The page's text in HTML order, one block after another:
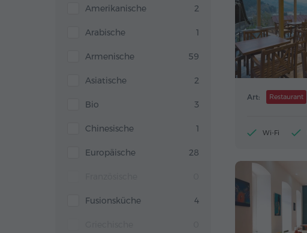
Amerikanische 2
Arabische 1
Armenische 59
Asiatische 2
Bio 3
Chinesische 1
Europäische 28
Fusionsküche 4
Art: Restaurant
Wi-Fi